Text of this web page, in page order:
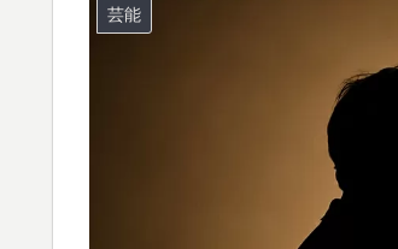
芸能